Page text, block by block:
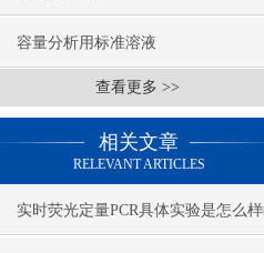
容量分析用标准溶液
查看更多 >>
相关文章
RELEVANT ARTICLES
实时荧光定量PCR具体实验是怎么样